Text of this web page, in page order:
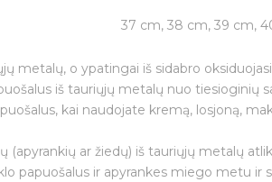
37 cm, 38 cm, 39 cm,
metalų, o ypatingai iš sidabro
iš tauriųjų metalų nuo tiesioginių
kai naudojate kremą, losjoną,
(apyrankių ar žiedų) iš tauriųjų metalų
papuošalus ir apyrankes miego metu ir